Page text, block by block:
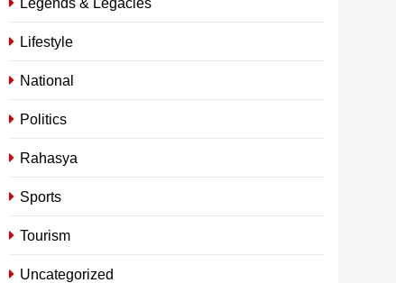
Lifestyle
National
Politics
Rahasya
Sports
Tourism
Uncategorized